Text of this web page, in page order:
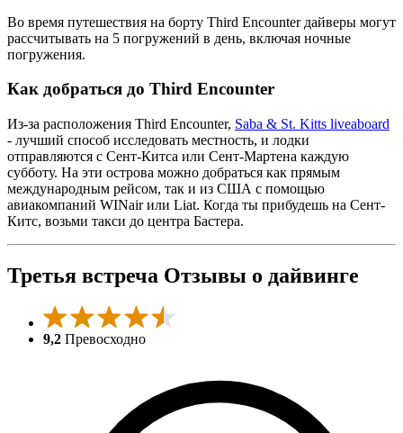
Во время путешествия на борту Third Encounter дайверы могут
рассчитывать на 5 погружений в день, включая ночные
погружения.
Как добраться до Third Encounter
Из-за расположения Third Encounter, Saba & St. Kitts liveaboard
- лучший способ исследовать местность, и лодки
отправляются с Сент-Китса или Сент-Мартена каждую
субботу. На эти острова можно добраться как прямым
международным рейсом, так и из США с помощью
авиакомпаний WINair или Liat. Когда ты прибудешь на Сент-
Китс, возьми такси до центра Бастера.
Третья встреча Отзывы о дайвинге
9,2 Превосходно